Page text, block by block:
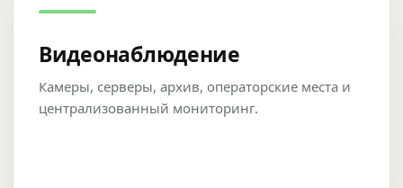
Видеонаблюдение
Камеры, серверы, архив, операторские места и
централизованный мониторинг.